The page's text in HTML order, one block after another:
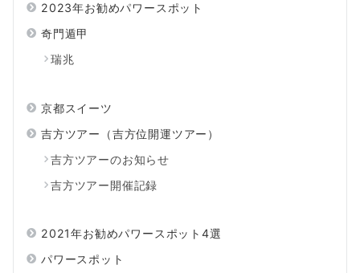
2023年お勧めパワースポット
奇門遁甲
瑞兆
京都スイーツ
吉方ツアー（吉方位開運ツアー）
吉方ツアーのお知らせ
吉方ツアー開催記録
2021年お勧めパワースポット4選
パワースポット